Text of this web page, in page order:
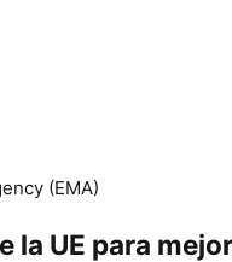
(EMA)
UE para